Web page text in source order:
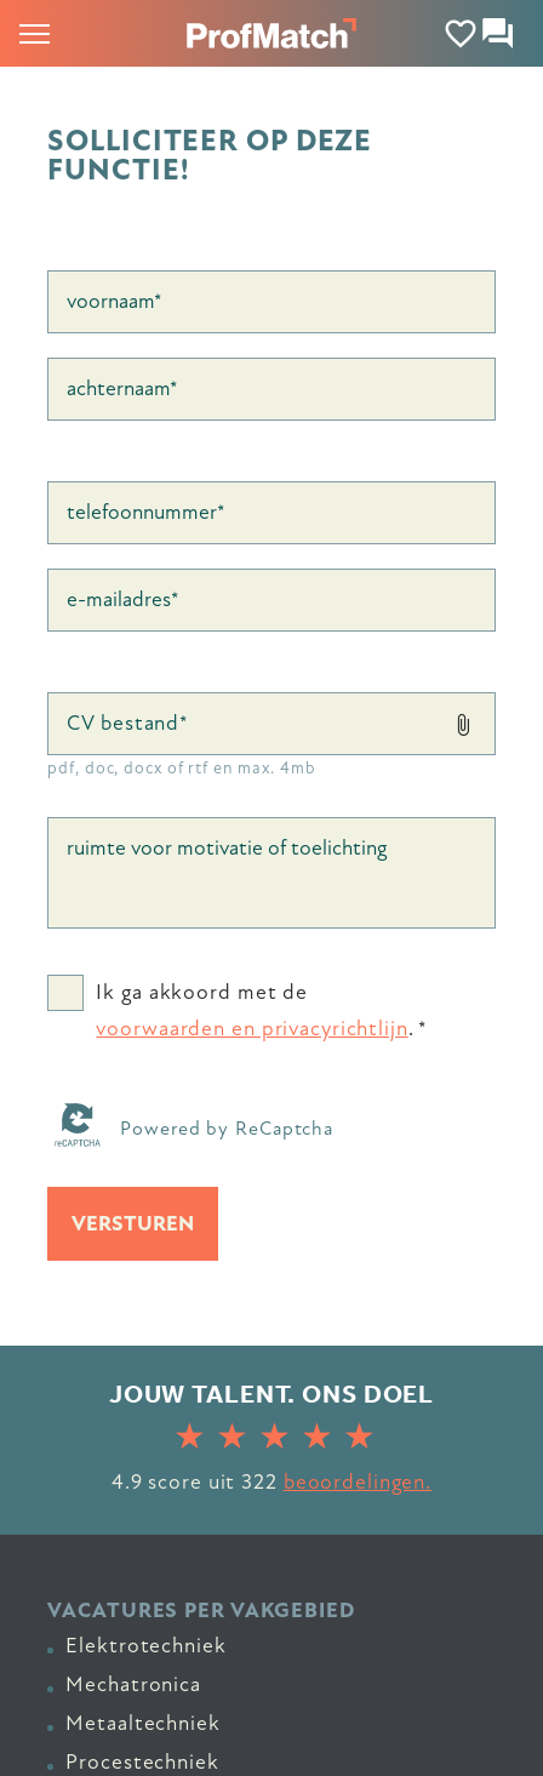
SOLLICITEER OP DEZE
FUNCTIE!
CV bestand*
pdf, doc, docx of rtf en max. 4mb
Ik ga akkoord met de
voorwaarden en privacyrichtlijn. *
Powered by ReCaptcha
VERSTUREN
JOUW TALENT. ONS DOEL
4.9 score uit 322 beoordelingen.
VACATURES PER VAKGEBIED
Elektrotechniek
Mechatronica
Metaaltechniek
Procestechniek